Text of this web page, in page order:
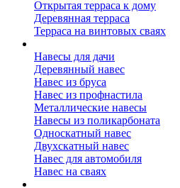
Открытая терраса к дому
Деревянная терраса
Терраса на винтовых сваях
Навесы для дачи
Деревянный навес
Навес из бруса
Навес из профнастила
Металлические навесы
Навесы из поликарбоната
Односкатный навес
Двухскатный навес
Навес для автомобиля
Навес на сваях